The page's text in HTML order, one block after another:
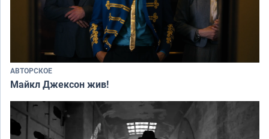
АВТОРСКОЕ
Майкл Джексон жив!